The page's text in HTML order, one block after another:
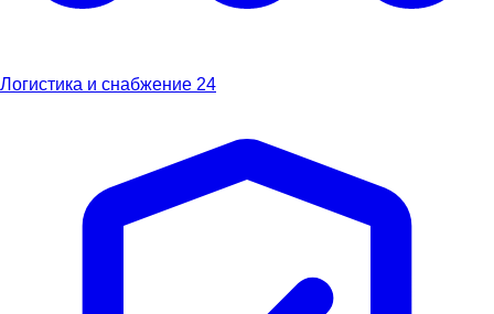
Логистика и снабжение 24